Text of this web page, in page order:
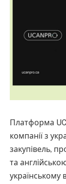
Платформа
компанії з
закупівель,
та
українському